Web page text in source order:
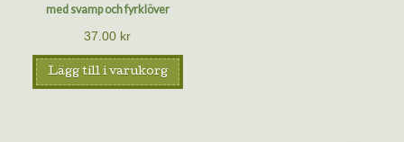
med svamp och fyrklöver
37.00 kr
Lägg till i varukorg